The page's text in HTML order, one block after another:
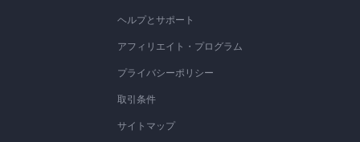
ヘルプとサポート
アフィリエイト・プログラム
プライバシーポリシー
取引条件
サイトマップ